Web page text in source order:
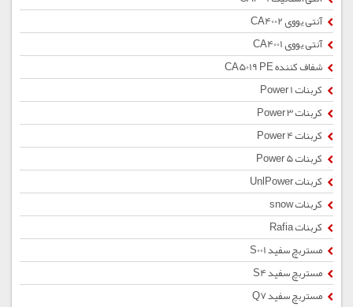
آنتی یووی CA4002
آنتی یووی CA4001
شفاف کننده CA5019 PE
کربنات Power 1
کربنات Power 3
کربنات Power 4
کربنات Power 5
کربنات UnlPower
کربنات snow
کربنات Rafia
مستربچ سفید S001
مستربچ سفید S4
مستربچ سفید Q7